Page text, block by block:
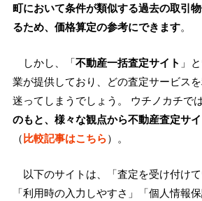
町において条件が類似する過去の取引
るため、価格算定の参考にできます。
しかし、「不動産一括査定サイト 」
業が提供しており、どの査定サービス
迷ってしまうでしょう。 ウチノカチでは
のもと、様々な観点から不動産査定サ
（比較記事はこちら）。
以下のサイトは、「査定を受け付けて
「利用時の入力しやすさ」「個人情報